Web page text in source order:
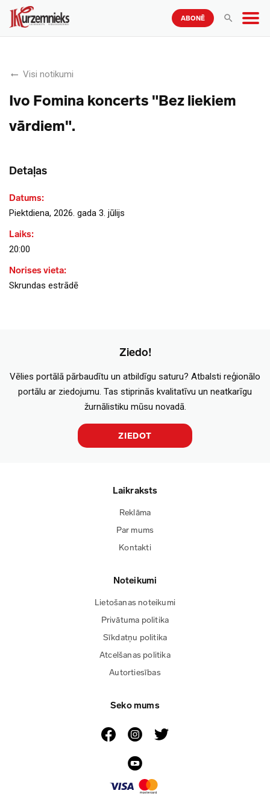
ABONĒ
Visi notikumi
Ivo Fomina koncerts "Bez liekiem
vārdiem".
Detaļas
Datums:
Piektdiena, 2026. gada 3. jūlijs
Laiks:
20:00
Norises vieta:
Skrundas estrādē
Ziedo!
Vēlies portālā pārbaudītu un atbildīgu saturu? Atbalsti reģionālo
portālu ar ziedojumu. Tas stiprinās kvalitatīvu un neatkarīgu
žurnālistiku mūsu novadā.
ZIEDOT
Laikraksts
Reklāma
Par mums
Kontakti
Noteikumi
Lietošanas noteikumi
Privātuma politika
Sīkdatņu politika
Atcelšanas politika
Autortiesības
Seko mums